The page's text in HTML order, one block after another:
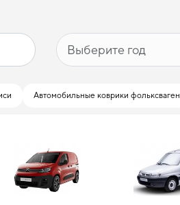
Автомобильные коврики фольксваген